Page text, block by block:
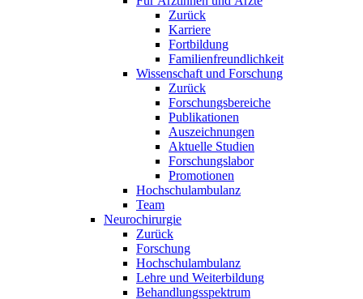
Zurück
Karriere
Fortbildung
Familienfreundlichkeit
Wissenschaft und Forschung
Zurück
Forschungsbereiche
Publikationen
Auszeichnungen
Aktuelle Studien
Forschungslabor
Promotionen
Hochschulambulanz
Team
Neurochirurgie
Zurück
Forschung
Hochschulambulanz
Lehre und Weiterbildung
Behandlungsspektrum